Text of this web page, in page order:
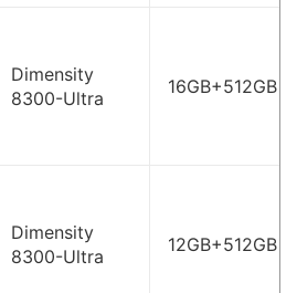
Dimensity
8300-Ultra
16GB+512GB
Dimensity
8300-Ultra
12GB+512GB